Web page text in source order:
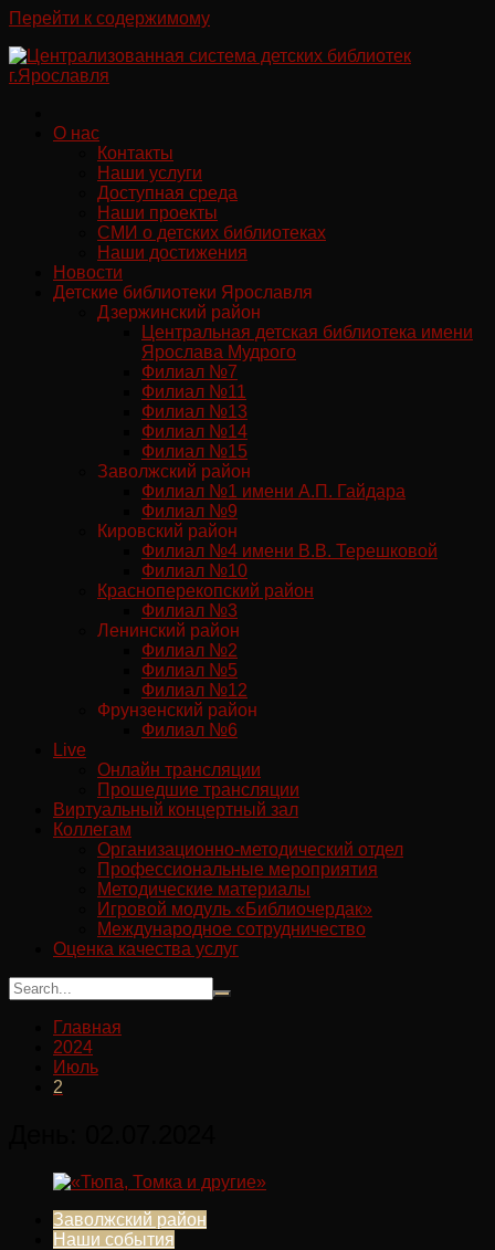
Перейти к содержимому
О нас
Контакты
Наши услуги
Доступная среда
Наши проекты
СМИ о детских библиотеках
Наши достижения
Новости
Детские библиотеки Ярославля
Дзержинский район
Центральная детская библиотека имени
Ярослава Мудрого
Филиал №7
Филиал №11
Филиал №13
Филиал №14
Филиал №15
Заволжский район
Филиал №1 имени А.П. Гайдара
Филиал №9
Кировский район
Филиал №4 имени В.В. Терешковой
Филиал №10
Красноперекопский район
Филиал №3
Ленинский район
Филиал №2
Филиал №5
Филиал №12
Фрунзенский район
Филиал №6
Live
Онлайн трансляции
Прошедшие трансляции
Виртуальный концертный зал
Коллегам
Организационно-методический отдел
Профессиональные мероприятия
Методические материалы
Игровой модуль «Библиочердак»
Международное сотрудничество
Оценка качества услуг
Главная
2024
Июль
2
Заволжский район
Наши события